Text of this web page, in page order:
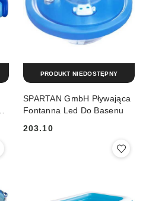
SPARTAN GmbH Pływająca
Fontanna Led Do Basenu
203.10
PRODUKT NIEDOSTĘPNY